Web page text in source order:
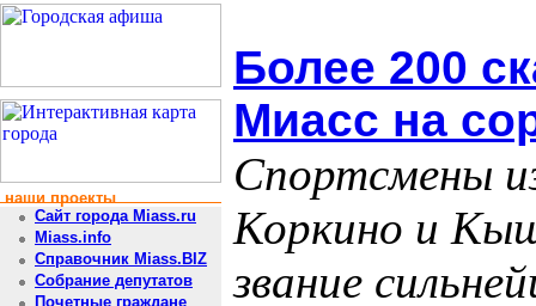
наши проекты
Сайт города Miass.ru
Miass.info
Справочник Miass.BIZ
Собрание депутатов
Почетные граждане
Более 200
Миасс на
Спортсмены
Коркино и
звание